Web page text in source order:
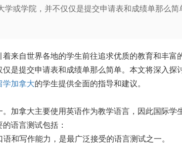
或学院，并不仅仅是提交申请表和成绩单那么简
自世界各地的学生前往追求优质的教育和丰富的
是提交申请表和成绩单那么简单。本文将深入探
学加拿大的学生提供全面的指导和建议。
拿大主要使用英语作为教学语言，因此国际学
语言测试包括：
写作能力，是最广泛接受的语言测试之一。